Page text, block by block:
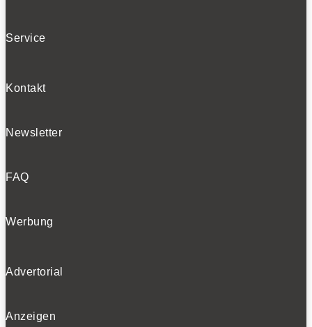
Service
Kontakt
Newsletter
FAQ
Werbung
Advertorial
Anzeigen